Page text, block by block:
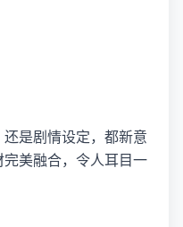
是剧情设定，都新意
美融合，令人耳目一